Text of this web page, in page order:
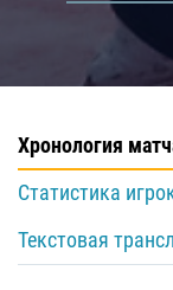
Хронология
Статистика
Текстовая